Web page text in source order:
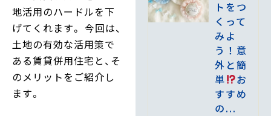
地活用のハードルを下
げてくれます。 今回は、
土地の有効な活用策で
ある賃貸併用住宅と、そ
のメリットをご紹介し
ます。
トをつ
くって
みよ
う！意
外と簡
単
お
すすめ
の...